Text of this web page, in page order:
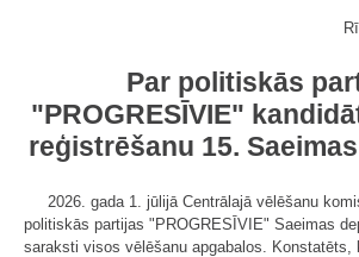
Par politiskās
"PROGRESĪVIE"
reģistrēšanu 15.
2026. gada 1. jūlijā Centrālajā vēlēšanu
politiskās partijas "PROGRESĪVIE" Saeimas
saraksti visos vēlēšanu apgabalos. Konstatēts,